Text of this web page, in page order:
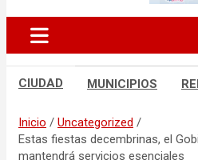
CIUDAD MUNICIPIOS
Inicio
Uncategorized
Estas fiestas decembrinas, el
mantendrá servicios esenciales